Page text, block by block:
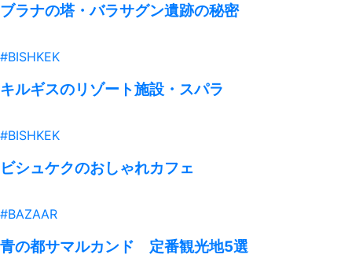
ブラナの塔・バラサグン遺跡の秘密
#BISHKEK
キルギスのリゾート施設・スパラ
#BISHKEK
ビシュケクのおしゃれカフェ
#BAZAAR
青の都サマルカンド 定番観光地5選